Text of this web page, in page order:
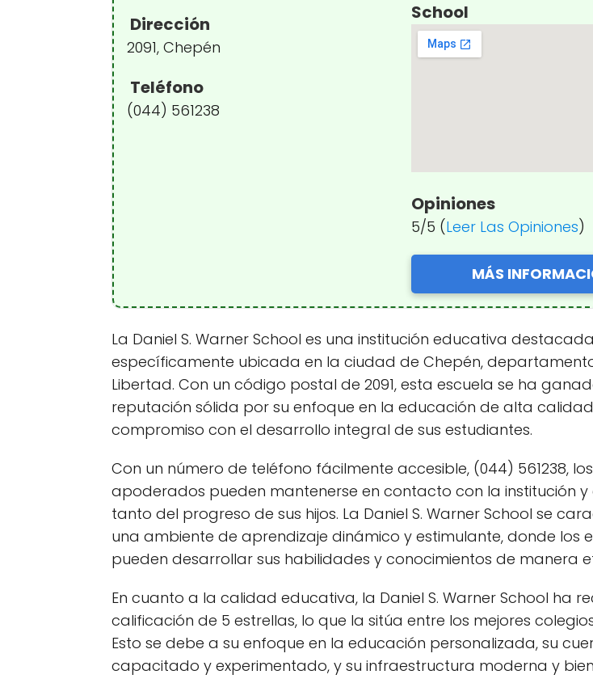
Dirección
2091, Chepén
Teléfono
(044) 561238
School
Opiniones
5/5 (Leer Las Opiniones)
MÁS
La Daniel S. Warner School es una institución educativa
específicamente ubicada en la ciudad de Chepén,
Libertad. Con un código postal de 2091, esta escuela se ha
reputación sólida por su enfoque en la educación de alta
compromiso con el desarrollo integral de sus estudiantes.
Con un número de teléfono fácilmente accesible, (044) 561238,
apoderados pueden mantenerse en contacto con la institución y
tanto del progreso de sus hijos. La Daniel S. Warner School se
una ambiente de aprendizaje dinámico y estimulante, donde los
pueden desarrollar sus habilidades y conocimientos de manera
En cuanto a la calidad educativa, la Daniel S. Warner School ha
calificación de 5 estrellas, lo que la sitúa entre los mejores
Esto se debe a su enfoque en la educación personalizada, su
capacitado y experimentado, y su infraestructura moderna y